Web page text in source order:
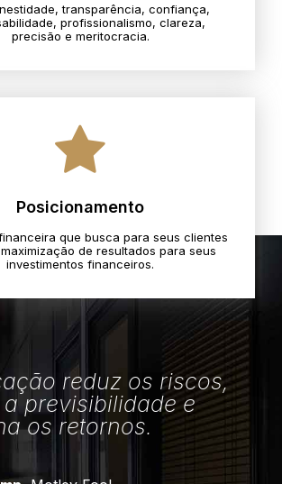
transparência, confiança,
profissionalismo, clareza,
precisão e meritocracia.​
Posicionamento
que busca para seus clientes
de resultados para seus
investimentos financeiros.
reduz os riscos,
previsibilidade e
os retornos.